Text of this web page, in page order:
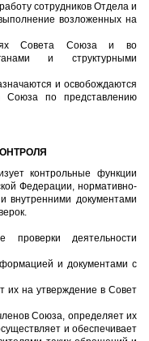
сотрудников Отдела и
возложенных на
Совета Союза и во
и структурными
и освобождаются
Союза по представлению
контрольные функции
Федерации, нормативно-
внутренними документами
деятельности
и документами с
их на утверждение в Совет
Союза, определяет их
и обеспечивает